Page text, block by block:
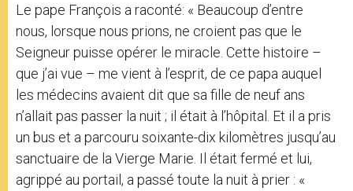
Le pape François a raconté: « Beaucoup d’entre
nous, lorsque nous prions, ne croient pas que le
Seigneur puisse opérer le miracle. Cette histoire –
que j’ai vue – me vient à l’esprit, de ce papa auquel
les médecins avaient dit que sa fille de neuf ans
n’allait pas passer la nuit ; il était à l’hôpital. Et il a pris
un bus et a parcouru soixante-dix kilomètres jusqu’au
sanctuaire de la Vierge Marie. Il était fermé et lui,
agrippé au portail, a passé toute la nuit à prier : «